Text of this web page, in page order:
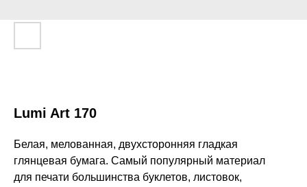
Lumi Art 170
Белая, мелованная, двухсторонняя гладкая
глянцевая бумага. Самый популярный материал
для печати большинства буклетов, листовок,